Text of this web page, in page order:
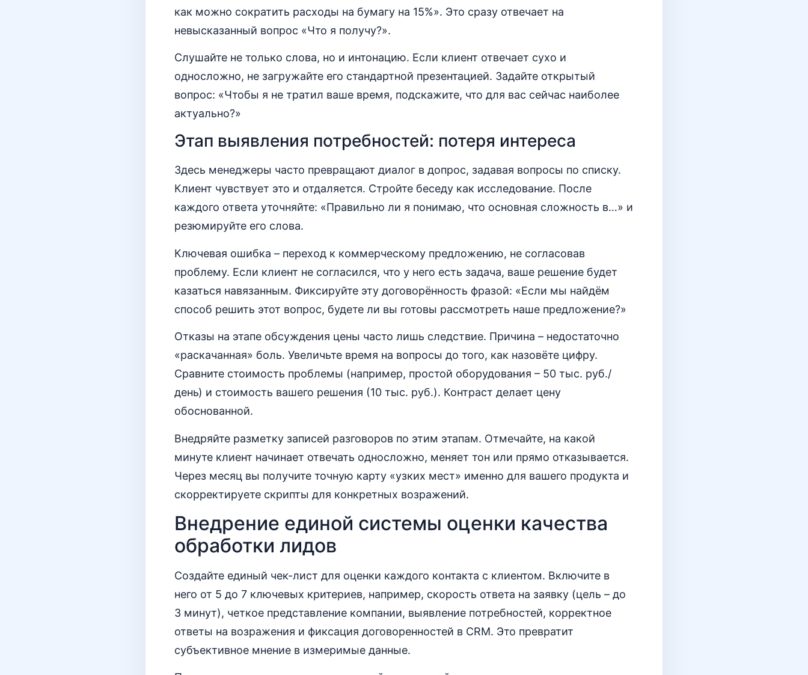
как можно сократить расходы на бумагу на 15%». Это сразу отвечает на
невысказанный вопрос «Что я получу?».
Слушайте не только слова, но и интонацию. Если клиент отвечает сухо и
односложно, не загружайте его стандартной презентацией. Задайте открытый
вопрос: «Чтобы я не тратил ваше время, подскажите, что для вас сейчас наиболее
актуально?»
Этап выявления потребностей: потеря интереса
Здесь менеджеры часто превращают диалог в допрос, задавая вопросы по списку.
Клиент чувствует это и отдаляется. Стройте беседу как исследование. После
каждого ответа уточняйте: «Правильно ли я понимаю, что основная сложность в…» и
резюмируйте его слова.
Ключевая ошибка – переход к коммерческому предложению, не согласовав
проблему. Если клиент не согласился, что у него есть задача, ваше решение будет
казаться навязанным. Фиксируйте эту договорённость фразой: «Если мы найдём
способ решить этот вопрос, будете ли вы готовы рассмотреть наше предложение?»
Отказы на этапе обсуждения цены часто лишь следствие. Причина – недостаточно
«раскачанная» боль. Увеличьте время на вопросы до того, как назовёте цифру.
Сравните стоимость проблемы (например, простой оборудования – 50 тыс. руб./
день) и стоимость вашего решения (10 тыс. руб.). Контраст делает цену
обоснованной.
Внедряйте разметку записей разговоров по этим этапам. Отмечайте, на какой
минуте клиент начинает отвечать односложно, меняет тон или прямо отказывается.
Через месяц вы получите точную карту «узких мест» именно для вашего продукта и
скорректируете скрипты для конкретных возражений.
Внедрение единой системы оценки качества
обработки лидов
Создайте единый чек-лист для оценки каждого контакта с клиентом. Включите в
него от 5 до 7 ключевых критериев, например, скорость ответа на заявку (цель – до
3 минут), четкое представление компании, выявление потребностей, корректное
ответы на возражения и фиксация договоренностей в CRM. Это превратит
субъективное мнение в измеримые данные.